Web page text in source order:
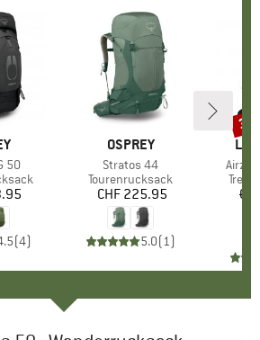
50
(4)
MARKE
OSPREY
Artikel
Stratos 44
Produktgruppe
Tourenrucksack
Preis
CHF 225.95
5.0(1)
Artikel